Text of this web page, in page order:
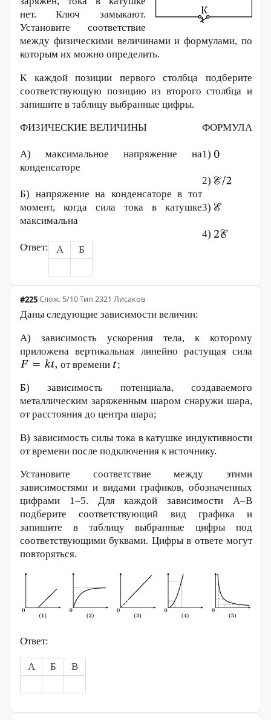
нет. Ключ замыкают.
Установите соответствие
между физическими величинами и формулами, по
которым их можно определить.
К каждой позиции первого столбца подберите
соответствующую позицию из второго столбца и
запишите в таблицу выбранные цифры.
ФИЗИЧЕСКИЕ ВЕЛИЧИНЫ
A) максимальное напряжение на
конденсаторе
Б) напряжение на конденсаторе в тот
момент, когда сила тока в катушке
макси­маль­на
ФОРМУЛА
1)
2)
3)
4)
Ответ:
А Б
#225· 5/10·Тип 2321·Лисаков
Даны следующие зависимости величин:
А) зависимость ускорения тела, к которому
приложена вертикальная линейно растущая сила
от времени
;
Б) зависимость потенциала, создаваемого
металлическим заряженным шаром снаружи шара,
от расстояния до центра шара;
В) зависимость силы тока в катушке индуктивности
от времени после подключения к источнику.
Установите соответствие между этими
зависимостями и видами графиков, обозначенных
цифрами 1–5. Для каждой зависимости А­­–В
подберите соответствующий вид графика и
запишите в таблицу выбранные цифры под
соответствующими буквами. Цифры в ответе могут
повторяться.
Ответ:
А Б В